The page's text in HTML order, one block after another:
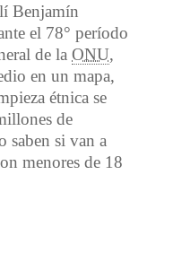
Benjamín
el 78° período
de la ONU,
en un mapa,
étnica se
de
saben si van a
menores de 18